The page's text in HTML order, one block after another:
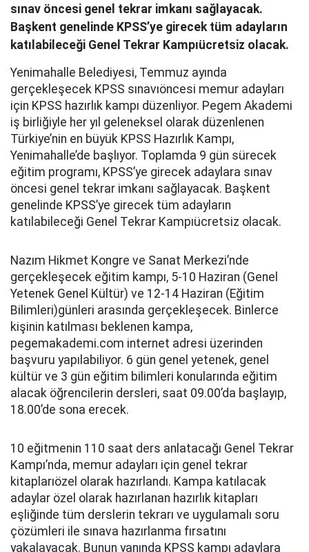
sınav öncesi genel tekrar imkanı sağlayacak.
Başkent genelinde KPSS’ye girecek tüm adayların
katılabileceği Genel Tekrar Kampıücretsiz olacak.
Yenimahalle Belediyesi, Temmuz ayında
gerçekleşecek KPSS sınavıöncesi memur adayları
için KPSS hazırlık kampı düzenliyor. Pegem Akademi
iş birliğiyle her yıl geleneksel olarak düzenlenen
Türkiye’nin en büyük KPSS Hazırlık Kampı,
Yenimahalle’de başlıyor. Toplamda 9 gün sürecek
eğitim programı, KPSS’ye girecek adaylara sınav
öncesi genel tekrar imkanı sağlayacak. Başkent
genelinde KPSS’ye girecek tüm adayların
katılabileceği Genel Tekrar Kampıücretsiz olacak.
Nazım Hikmet Kongre ve Sanat Merkezi’nde
gerçekleşecek eğitim kampı, 5-10 Haziran (Genel
Yetenek Genel Kültür) ve 12-14 Haziran (Eğitim
Bilimleri)günleri arasında gerçekleşecek. Binlerce
kişinin katılması beklenen kampa,
pegemakademi.com internet adresi üzerinden
başvuru yapılabiliyor. 6 gün genel yetenek, genel
kültür ve 3 gün eğitim bilimleri konularında eğitim
alacak öğrencilerin dersleri, saat 09.00’da başlayıp,
18.00’de sona erecek.
10 eğitmenin 110 saat ders anlatacağı Genel Tekrar
Kampı’nda, memur adayları için genel tekrar
kitaplarıözel olarak hazırlandı. Kampa katılacak
adaylar özel olarak hazırlanan hazırlık kitapları
eşliğinde tüm derslerin tekrarı ve uygulamalı soru
çözümleri ile sınava hazırlanma fırsatını
yakalayacak. Bunun yanında KPSS kampı adaylara